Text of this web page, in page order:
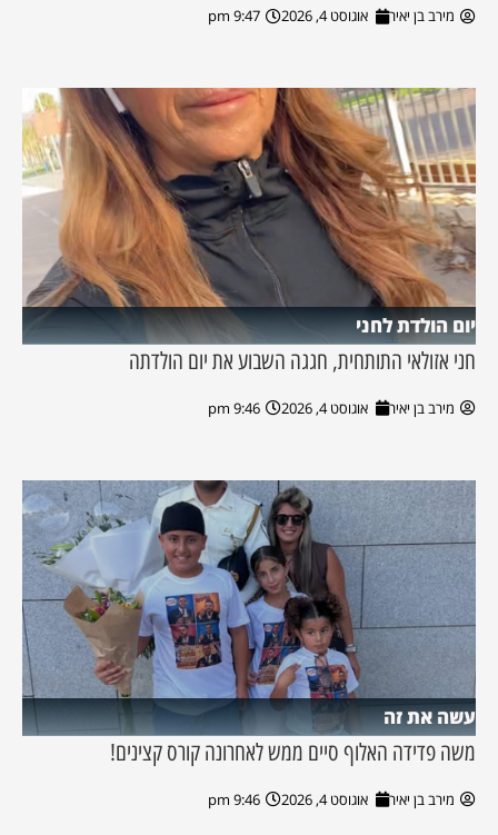
מירב בן יאיר אוגוסט 4, 2026 9:47 pm
יום הולדת לחני
חני אזולאי התותחית, חגגה השבוע את יום הולדתה
מירב בן יאיר אוגוסט 4, 2026 9:46 pm
עשה את זה
משה פדידה האלוף סיים ממש לאחרונה קורס קצינים!
מירב בן יאיר אוגוסט 4, 2026 9:46 pm